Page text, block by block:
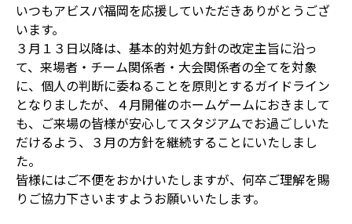
いつもアビスパ福岡を応援していただきありがとうござ
います。
３月１３日以降は、基本的対処方針の改定主旨に沿っ
て、来場者・チーム関係者・大会関係者の全てを対象
に、個人の判断に委ねることを原則とするガイドライン
となりましたが、４月開催のホームゲームにおきまして
も、ご来場の皆様が安心してスタジアムでお過ごしいた
だけるよう、３月の方針を継続することにいたしまし
た。
皆様にはご不便をおかけいたしますが、何卒ご理解を賜
りご協力下さいますようお願いいたします。